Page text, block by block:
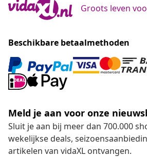
Groots leven
Beschikbare betaalmethoden
Meld je aan voor onze
Sluit je aan bij meer dan 700.000
wekelijkse deals,
artikelen van vidaXL ontvangen.